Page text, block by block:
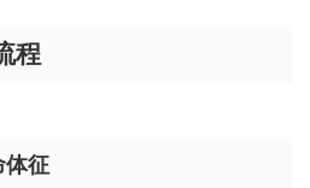
程
体征